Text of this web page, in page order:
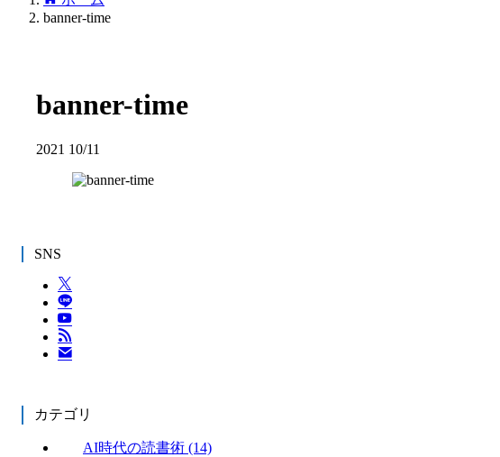
banner-time
banner-time
2021 10/11
SNS
カテゴリ
AI時代の読書術 (14)